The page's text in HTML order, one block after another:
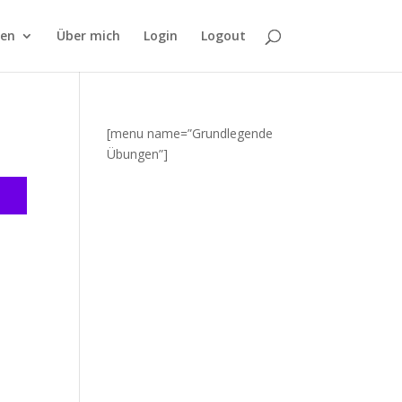
Über mich Login Logout
[menu name=”Grundlegende
Übungen”]